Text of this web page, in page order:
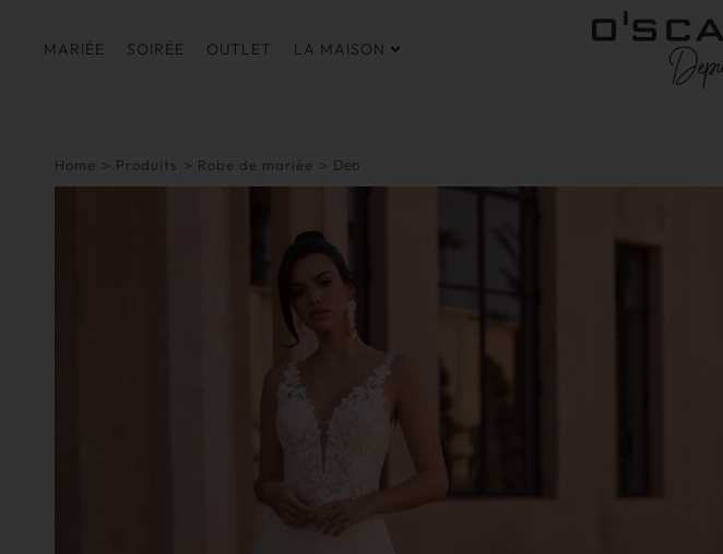
MARIÉE SOIRÉE OUTLET LA MAISON
Home > Produits > Robe de mariée > Deo